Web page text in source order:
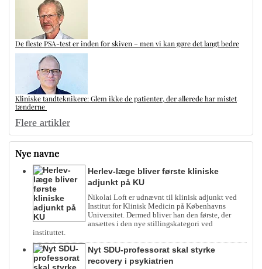
De fleste PSA-test er inden for skiven – men vi kan gøre det langt bedre
Kliniske tandteknikere: Glem ikke de patienter, der allerede har mistet
tænderne
Flere artikler
Nye navne
Herlev-læge bliver første kliniske
adjunkt på KU
Nikolai Loft er udnævnt til klinisk adjunkt ved
Institut for Klinisk Medicin på Københavns
Universitet. Dermed bliver han den første, der
ansættes i den nye stillingskategori ved
instituttet.
Nyt SDU-professorat skal styrke
recovery i psykiatrien